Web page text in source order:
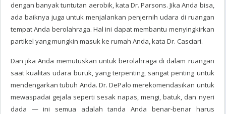
dengan banyak tuntutan aerobik, kata Dr. Parsons. Jika Anda bisa,
ada baiknya juga untuk menjalankan penjernih udara di ruangan
tempat Anda berolahraga. Hal ini dapat membantu menyingkirkan
partikel yang mungkin masuk ke rumah Anda, kata Dr. Casciari.
Dan jika Anda memutuskan untuk berolahraga di dalam ruangan
saat kualitas udara buruk, yang terpenting, sangat penting untuk
mendengarkan tubuh Anda. Dr. DePalo merekomendasikan untuk
mewaspadai gejala seperti sesak napas, mengi, batuk, dan nyeri
dada — ini semua adalah tanda Anda benar-benar harus